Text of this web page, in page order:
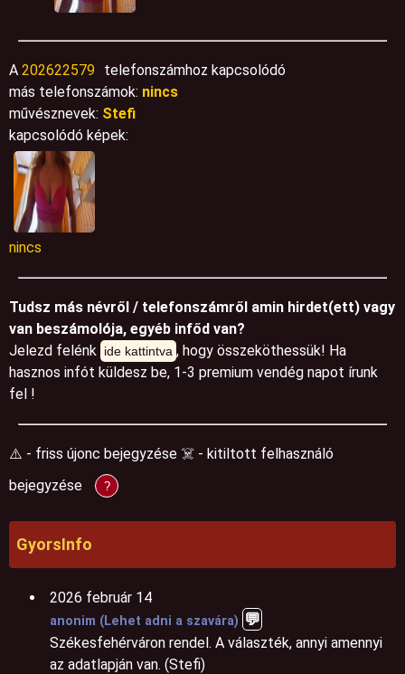
A 202622579
telefonszámhoz kapcsolódó
más telefonszámok: nincs
művésznevek: Stefi
kapcsolódó képek:
nincs
Tudsz más névről / telefonszámről amin hirdet(ett) vagy
van beszámolója, egyéb infőd van?
Jelezd felénk ide kattintva , hogy összeköthessük! Ha
hasznos infót küldesz be, 1-3 premium vendég napot írunk
fel !
⚠️ - friss újonc bejegyzése ☠️ - kitiltott felhasználó
bejegyzése
?
GyorsInfo
2026 február 14
anonim (Lehet adni a szavára) 💬️
Székesfehérváron rendel. A választék, annyi amennyi
az adatlapján van. (Stefi)